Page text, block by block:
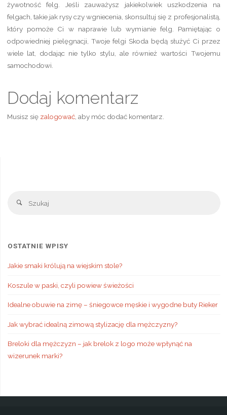
żywotność felg. Jeśli zauważysz jakiekolwiek uszkodzenia na
felgach, takie jak rysy czy wgniecenia, skonsultuj się z profesjonalistą,
który pomoże Ci w naprawie lub wymianie felg. Pamiętając o
odpowiedniej pielęgnacji, Twoje felgi Skoda będą służyć Ci przez
wiele lat, dodając nie tylko stylu, ale również wartości Twojemu
samochodowi.
Dodaj komentarz
Musisz się zalogować, aby móc dodać komentarz.
Szukaj
OSTATNIE WPISY
Jakie smaki królują na wiejskim stole?
Koszule w paski, czyli powiew świeżości
Idealne obuwie na zimę – śniegowce męskie i wygodne buty Rieker
Jak wybrać idealną zimową stylizację dla mężczyzny?
Breloki dla mężczyzn – jak brelok z logo może wpłynąć na
wizerunek marki?